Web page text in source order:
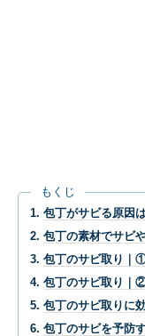
もくじ
包丁がサビる原因
包丁の素材でサビ
包丁のサビ取り｜
包丁のサビ取り｜
包丁のサビ取りに
包丁のサビを予防